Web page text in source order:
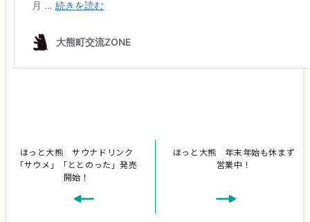
ほっと大熊 サウナドリンク
「サウメ」「ととのった」発売
開始！
ほっと大熊 年末年始も休まず
営業中！